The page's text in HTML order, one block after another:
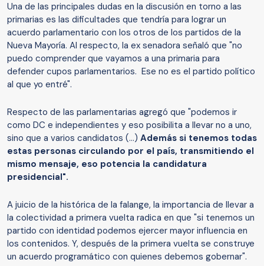
Una de las principales dudas en la discusión en torno a las
primarias es las dificultades que tendría para lograr un
acuerdo parlamentario con los otros de los partidos de la
Nueva Mayoría. Al respecto, la ex senadora señaló que "no
puedo comprender que vayamos a una primaria para
defender cupos parlamentarios. Ese no es el partido político
al que yo entré".
Respecto de las parlamentarias agregó que "podemos ir
como DC e independientes y eso posibilita a llevar no a uno,
sino que a varios candidatos (...) Además si tenemos todas
estas personas circulando por el país, transmitiendo el
mismo mensaje, eso potencia la candidatura
presidencial".
A juicio de la histórica de la falange, la importancia de llevar a
la colectividad a primera vuelta radica en que "si tenemos un
partido con identidad podemos ejercer mayor influencia en
los contenidos. Y, después de la primera vuelta se construye
un acuerdo programático con quienes debemos gobernar".